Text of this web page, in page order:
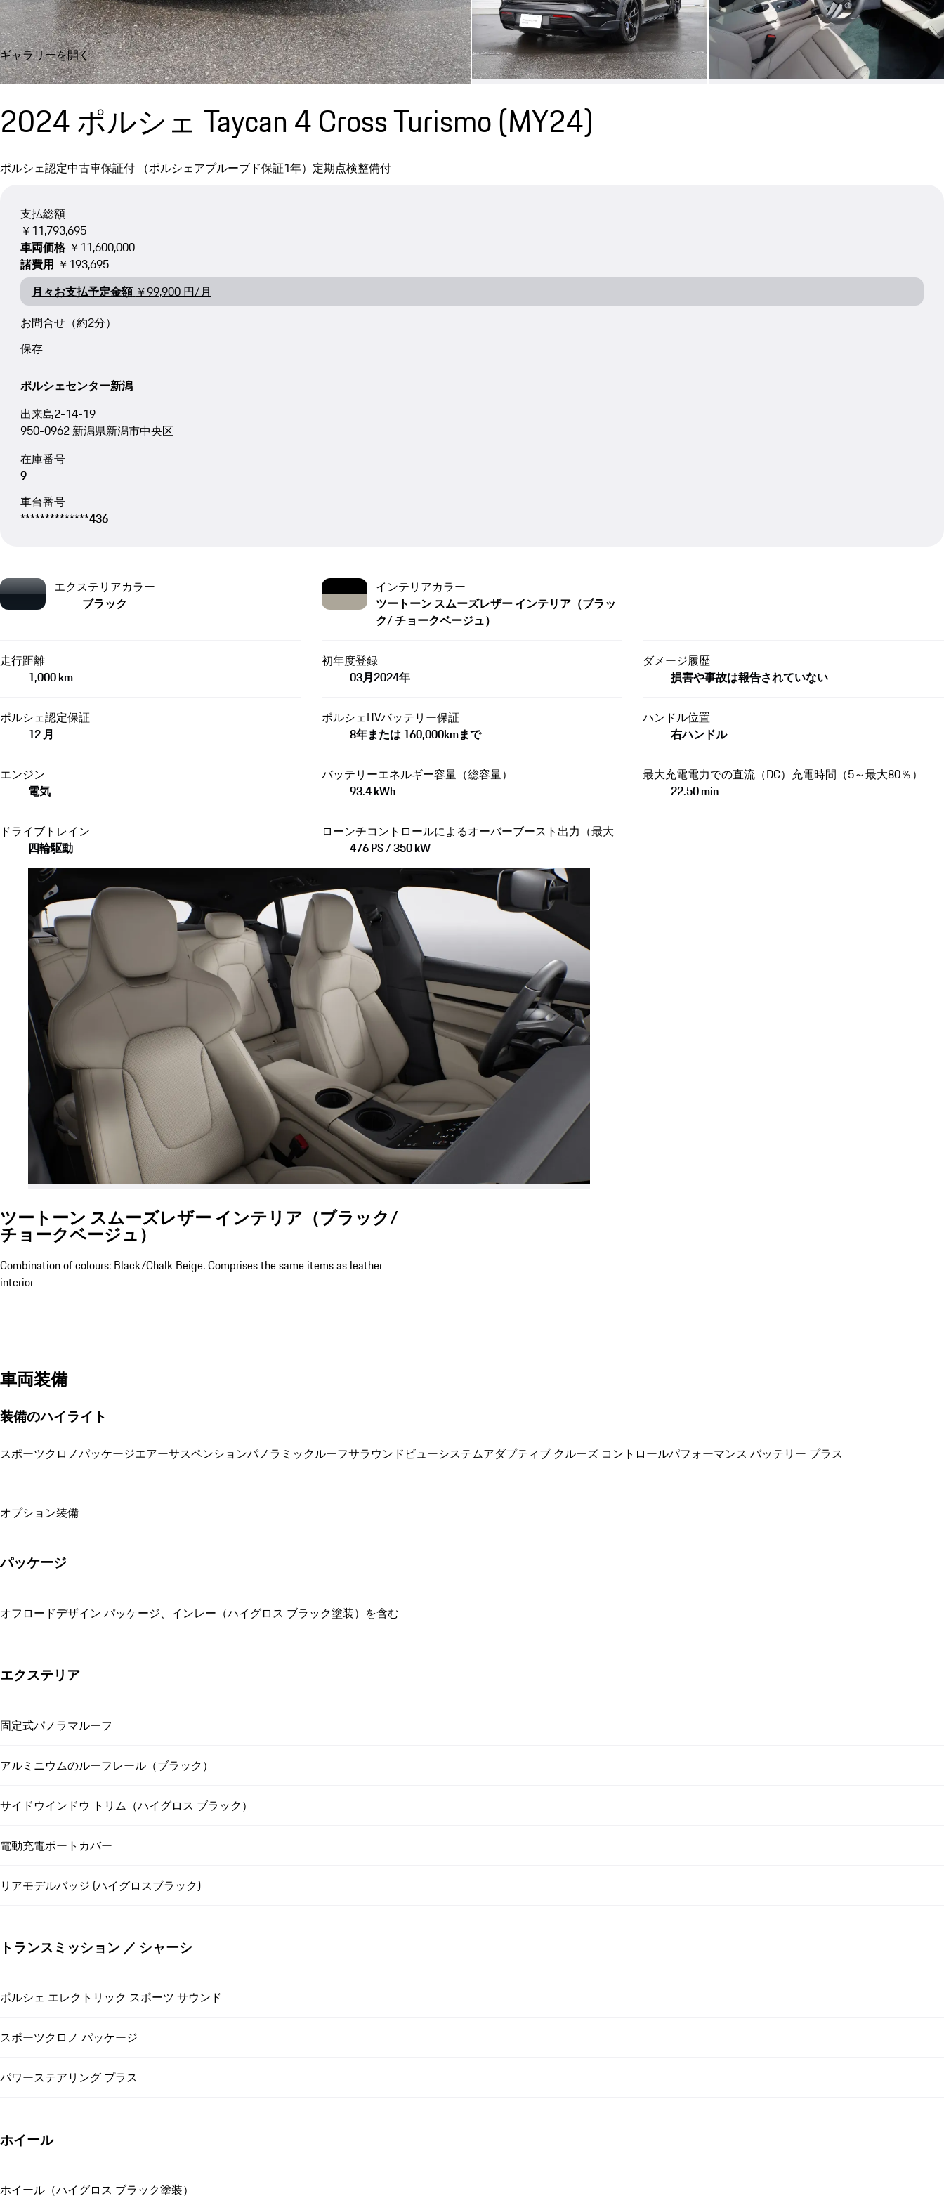
ギャラリーを開く
2024 ポルシェ Taycan 4 Cross Turismo (MY24)
ポルシェ認定中古車保証付 （ポルシェアプルーブド保証1年） 定期点検整備付
支払総額
￥11,793,695
車両価格 ￥11,600,000
諸費用 ￥193,695
月々お支払予定金額 ￥99,900 円/月
お問合せ（約2分）
保存
ポルシェセンター新潟
出来島2-14-19
950-0962 新潟県新潟市中央区
在庫番号
9
車台番号
**************436
エクステリアカラー
ブラック
インテリアカラー
ツートーン スムーズレザー インテリア（ブラッ
ク/ チョークベージュ）
走行距離
1,000 km
初年度登録
03月​2024年
ダメージ履歴
損害や事故は報告されていない
ポルシェ認定保証
12 月
ポルシェHVバッテリー保証
8年または 160,000kmまで
ハンドル位置
右ハンドル
エンジン
電気
バッテリーエネルギー容量（総容量）
93.4 kWh
最大充電電力での直流（DC）充電時間（5～最大80％）
22.50 min
ドライブトレイン
四輪駆動
ローンチコントロールによるオーバーブースト出力（最大
476 PS / 350 kW
ツートーン スムーズレザー インテリア（ブラック/
チョークベージュ）
Combination of colours: Black/Chalk Beige. Comprises the same items as leather
interior
車両装備
装備のハイライト
スポーツクロノパッケージエアーサスペンションパノラミックルーフサラウンドビューシステムアダプティブ クルーズ コントロールパフォーマンス バッテリー プラス
オプション装備
パッケージ
オフロードデザイン パッケージ、インレー（ハイグロス ブラック塗装）を含む
エクステリア
固定式パノラマルーフ
アルミニウムのルーフレール（ブラック）
サイドウインドウ トリム（ハイグロス ブラック）
電動充電ポートカバー
リアモデルバッジ (ハイグロスブラック)
トランスミッション ／ シャーシ
ポルシェ エレクトリック スポーツ サウンド
スポーツクロノ パッケージ
パワーステアリング プラス
ホイール
ホイール（ハイグロス ブラック塗装）